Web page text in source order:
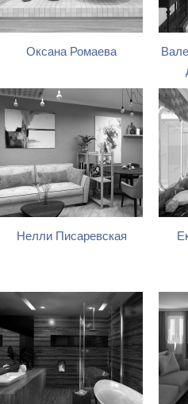
Оксана Ромаева
Нелли Писаревская